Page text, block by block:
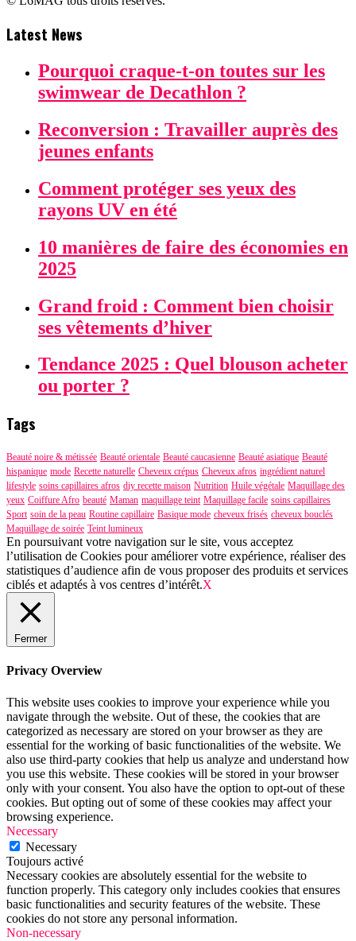
Latest News
Pourquoi craque-t-on toutes sur les
swimwear de Decathlon ?
Reconversion : Travailler auprès des
jeunes enfants
Comment protéger ses yeux des
rayons UV en été
10 manières de faire des économies en
2025
Grand froid : Comment bien choisir
ses vêtements d’hiver
Tendance 2025 : Quel blouson acheter
ou porter ?
Tags
Beauté noire & métissée Beauté orientale Beauté caucasienne Beauté asiatique Beauté
hispanique mode Recette naturelle Cheveux crépus Cheveux afros ingrédient naturel
lifestyle soins capillaires afros diy recette maison Nutrition Huile végétale Maquillage des
yeux Coiffure Afro beauté Maman maquillage teint Maquillage facile soins capillaires
Sport soin de la peau Routine capillaire Basique mode cheveux frisés cheveux bouclés
Maquillage de soirée Teint lumineux
En poursuivant votre navigation sur le site, vous acceptez
l’utilisation de Cookies pour améliorer votre expérience, réaliser des
statistiques d’audience afin de vous proposer des produits et services
ciblés et adaptés à vos centres d’intérêt.X
Fermer
Privacy Overview
This website uses cookies to improve your experience while you
navigate through the website. Out of these, the cookies that are
categorized as necessary are stored on your browser as they are
essential for the working of basic functionalities of the website. We
also use third-party cookies that help us analyze and understand how
you use this website. These cookies will be stored in your browser
only with your consent. You also have the option to opt-out of these
cookies. But opting out of some of these cookies may affect your
browsing experience.
Necessary
Necessary
Toujours activé
Necessary cookies are absolutely essential for the website to
function properly. This category only includes cookies that ensures
basic functionalities and security features of the website. These
cookies do not store any personal information.
Non-necessary